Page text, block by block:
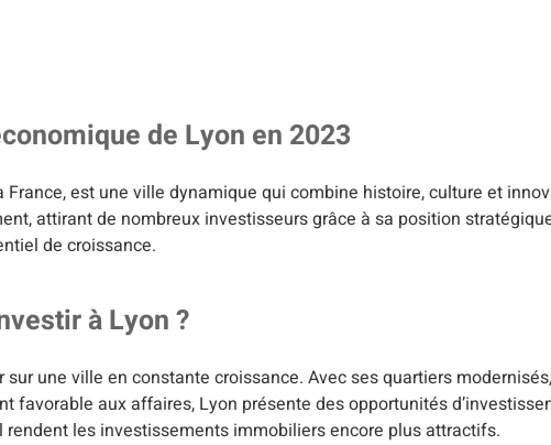
de Lyon en 2023
est une ville dynamique qui combine histoire, culture et
attirant de nombreux investisseurs grâce à sa position
de croissance.
à Lyon ?
sur une ville en constante croissance. Avec ses quartiers
favorable aux affaires, Lyon présente des opportunités
les investissements immobiliers encore plus attractifs.